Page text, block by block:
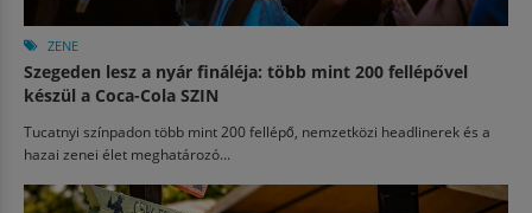
ZENE
Szegeden lesz a nyár fináléja: több mint 200 fellépővel
készül a Coca-Cola SZIN
Tucatnyi színpadon több mint 200 fellépő, nemzetközi headlinerek és a
hazai zenei élet meghatározó...